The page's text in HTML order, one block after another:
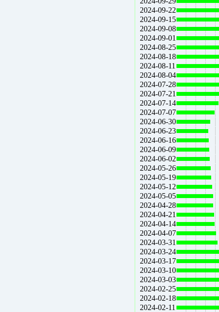
2024-09-22
2024-09-15
2024-09-08
2024-09-01
2024-08-25
2024-08-18
2024-08-11
2024-08-04
2024-07-28
2024-07-21
2024-07-14
2024-07-07
2024-06-30
2024-06-23
2024-06-16
2024-06-09
2024-06-02
2024-05-26
2024-05-19
2024-05-12
2024-05-05
2024-04-28
2024-04-21
2024-04-14
2024-04-07
2024-03-31
2024-03-24
2024-03-17
2024-03-10
2024-03-03
2024-02-25
2024-02-18
2024-02-11